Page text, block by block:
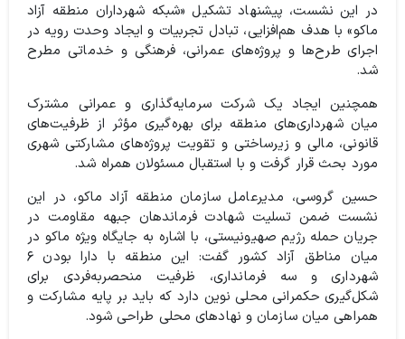
در این نشست، پیشنهاد تشکیل «شبکه شهرداران منطقه آزاد
ماکو» با هدف هم‌افزایی، تبادل تجربیات و ایجاد وحدت رویه در
اجرای طرح‌ها و پروژه‌های عمرانی، فرهنگی و خدماتی مطرح
شد.
همچنین ایجاد یک شرکت سرمایه‌گذاری و عمرانی مشترک
میان شهرداری‌های منطقه برای بهره‌گیری مؤثر از ظرفیت‌های
قانونی، مالی و زیرساختی و تقویت پروژه‌های مشارکتی شهری
مورد بحث قرار گرفت و با استقبال مسئولان همراه شد.
حسین گروسی، مدیرعامل سازمان منطقه آزاد ماکو، در این
نشست ضمن تسلیت شهادت فرماندهان جبهه مقاومت در
جریان حمله رژیم صهیونیستی، با اشاره به جایگاه ویژه ماکو در
میان مناطق آزاد کشور گفت: این منطقه با دارا بودن ۶
شهرداری و سه فرمانداری، ظرفیت منحصربه‌فردی برای
شکل‌گیری حکمرانی محلی نوین دارد که باید بر پایه مشارکت و
همراهی میان سازمان و نهادهای محلی طراحی شود.